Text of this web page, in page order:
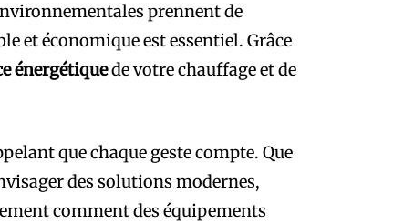
prennent de
et économique est essentiel. Grâce
énergétiquede votre chauffage et de
que chaque geste compte. Que
des solutions modernes,
comment des équipements